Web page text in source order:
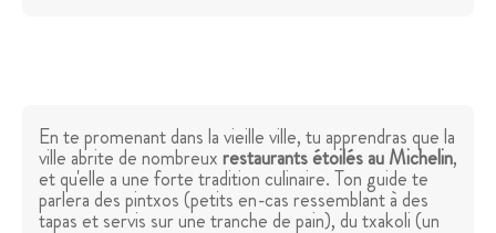
En te promenant dans la vieille ville, tu apprendras que la
ville abrite de nombreuxrestaurants étoilés au Michelin,
et qu'elle a une forte tradition culinaire. Ton guide te
parlera des pintxos (petits en-cas ressemblant à des
tapas et servis sur une tranche de pain), du txakoli (un